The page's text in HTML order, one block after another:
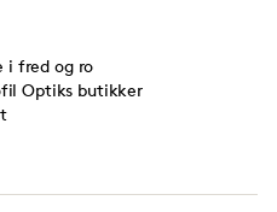
i fred og ro
Optiks butikker